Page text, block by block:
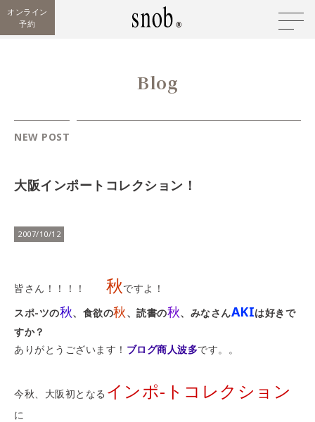
オンライン
予約
Blog
NEW POST
大阪インポートコレクション！
2007/10/12
皆さん！！！！ 秋ですよ！
スポ-ツの秋、食欲の秋、読書の秋、みなさんAKIは好きで
すか？
ありがとうございます！ ブログ商人波多です。。
今秋、大阪初となる インポ-トコレクション
に